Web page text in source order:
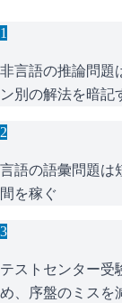
1
非言語の推論問題
ン別の解法を暗記
2
言語の語彙問題は
間を稼ぐ
3
テストセンター受
め、序盤のミスを